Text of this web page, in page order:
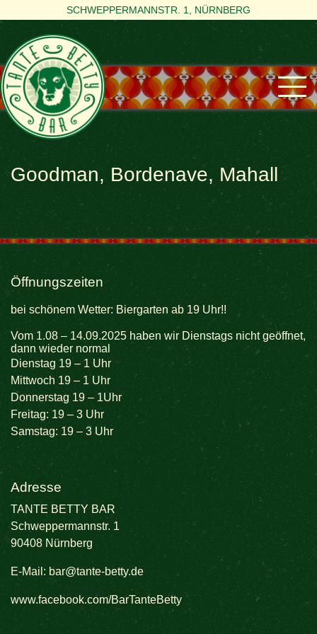
SCHWEPPERMANNSTR. 1, NÜRNBERG
Goodman, Bordenave, Mahall
Öffnungszeiten
bei schönem Wetter: Biergarten ab 19 Uhr!!
Vom 1.08 – 14.09.2025 haben wir Dienstags nicht geöffnet,
dann wieder normal
Dienstag 19 – 1 Uhr
Mittwoch 19 – 1 Uhr
Donnerstag 19 – 1Uhr
Freitag: 19 – 3 Uhr
Samstag: 19 – 3 Uhr
Adresse
TANTE BETTY BAR
Schweppermannstr. 1
90408 Nürnberg
E-Mail: bar@tante-betty.de
www.facebook.com/BarTanteBetty